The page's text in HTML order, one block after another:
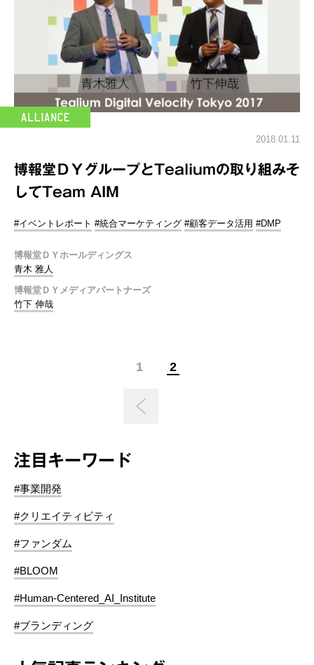
2018.01.11
博報堂ＤＹグループとTealiumの取り組みそ
してTeam AIM
#イベントレポート #統合マーケティング #顧客データ活用 #DMP
博報堂ＤＹホールディングス
青木 雅人
博報堂ＤＹメディアパートナーズ
竹下 伸哉
1 2
注目キーワード
#事業開発
#クリエイティビティ
#ファンダム
#BLOOM
#Human-Centered_AI_Institute
#ブランディング